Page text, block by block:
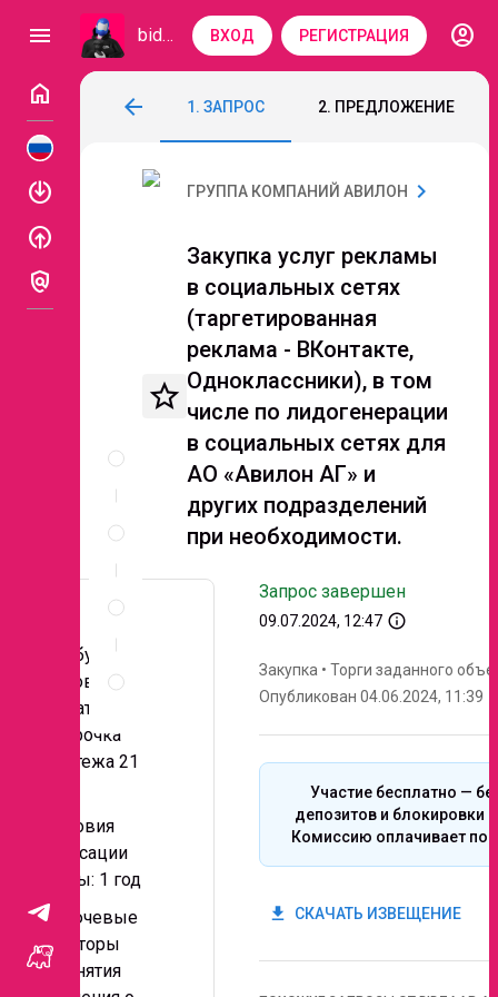
menu bidzaar ВХОД РЕГИСТРАЦИЯ
account_circle
home
enable
enable
policy
arrow_back
Закупка услуг рекламы в социальных
1. ЗАПРОС 2. ПРЕДЛОЖЕНИЕ
Описание
документы
Спецификация
позициям
Неценовые
ГРУППА КОМПАНИЙ АВИЛОН chevron_right
star_border
Закупка услуг рекламы
в социальных сетях
(таргетированная
реклама - ВКонтакте,
Одноклассники), в том
числе по лидогенерации
в социальных сетях для
АО «Авилон АГ» и
других подразделений
при необходимости.
Требуемые
условия
оплаты:
Отсрочка
платежа 21
Условия
фиксации
цены: 1 год
Ключевые
факторы
принятия
Запрос завершен
09.07.2024, 12:47 info_outline
Закупка • Торги заданного
Опубликован 04.06.2024, 11:39
Участие бесплатно —
депозитов и блокировки
Комиссию оплачивает
get_app СКАЧАТЬ ИЗВЕЩЕНИЕ